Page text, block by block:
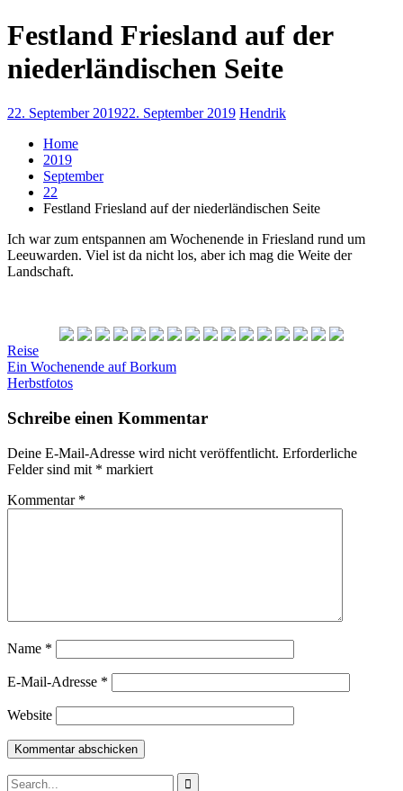
Festland Friesland auf der
niederländischen Seite
22. September 201922. September 2019 Hendrik
Home
2019
September
22
Festland Friesland auf der niederländischen Seite
Ich war zum entspannen am Wochenende in Friesland rund um
Leeuwarden. Viel ist da nicht los, aber ich mag die Weite der
Landschaft.
Reise
Beitragsnavigation
Ein Wochenende auf Borkum
Herbstfotos
Schreibe einen Kommentar
Deine E-Mail-Adresse wird nicht veröffentlicht. Erforderliche
Felder sind mit * markiert
Kommentar *
Name *
E-Mail-Adresse *
Website
Search